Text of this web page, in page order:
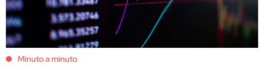
Minuto a minuto